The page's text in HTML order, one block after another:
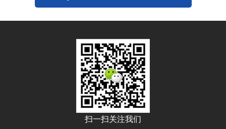
扫一扫关注我们